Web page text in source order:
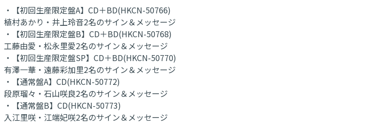
・【初回生産限定盤A】CD＋BD(HKCN-50766)
植村あかり・井上玲音2名のサイン＆メッセージ
・【初回生産限定盤B】CD＋BD(HKCN-50768)
工藤由愛・松永里愛2名のサイン＆メッセージ
・【初回生産限定盤SP】CD＋BD(HKCN-50770)
有澤一華・遠藤彩加里2名のサイン＆メッセージ
・【通常盤A】CD(HKCN-50772)
段原瑠々・石山咲良2名のサイン＆メッセージ
・【通常盤B】CD(HKCN-50773)
入江里咲・江端妃咲2名のサイン＆メッセージ